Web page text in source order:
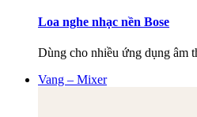
Loa nghe nhạc nền Bose
Dùng cho nhiều ứng dụng âm
Vang – Mixer